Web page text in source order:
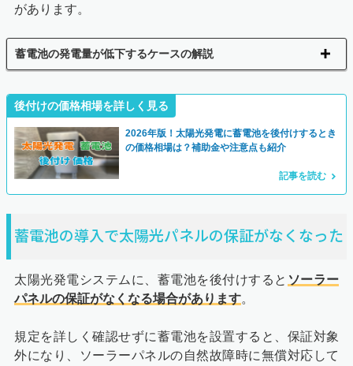
があります。
蓄電池の発電量が低下するケースの解説
後付けの価格相場を詳しく見る
2026年版！太陽光発電に蓄電池を後付けするとき
の価格相場は？補助金や注意点も紹介
記事を読む
蓄電池の導入で太陽光パネルの保証がなくなった
太陽光発電システムに、蓄電池を後付けすると ソーラー
パネルの保証がなくなる場合があります。
規定を詳しく確認せずに蓄電池を設置すると、保証対象
外になり、ソーラーパネルの自然故障時に無償対応して